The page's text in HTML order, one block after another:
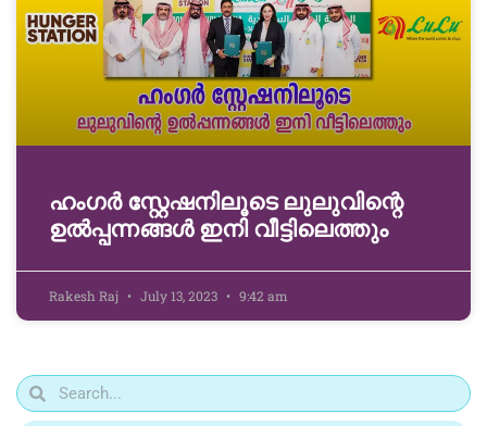
ഹംഗർ സ്റ്റേഷനിലൂടെ ലുലുവിന്റെ
ഉൽപ്പന്നങ്ങൾ ഇനി വീട്ടിലെത്തും
Rakesh Raj July 13, 2023 9:42 am